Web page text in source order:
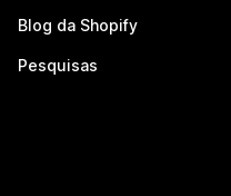
Blog da Shopify
Pesquisas